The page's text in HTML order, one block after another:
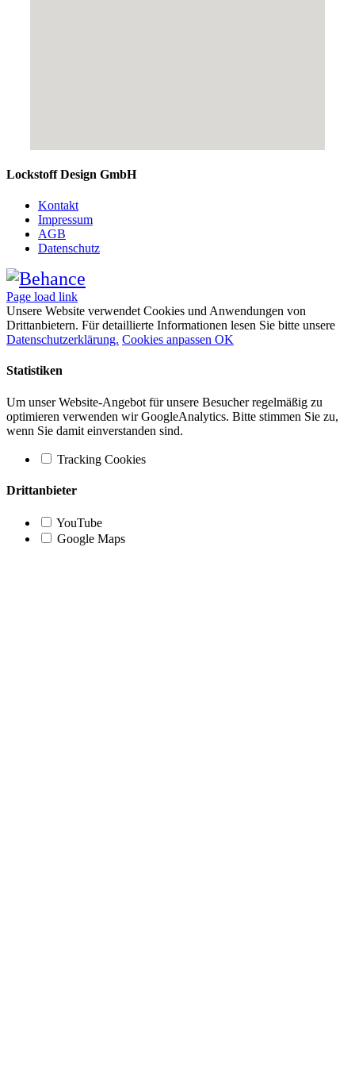
Lockstoff Design GmbH
Kontakt
Impressum
AGB
Datenschutz
Page load link
Unsere Website verwendet Cookies und Anwendungen von
Drittanbietern. Für detaillierte Informationen lesen Sie bitte unsere
Datenschutzerklärung. Cookies anpassen OK
Statistiken
Um unser Website-Angebot für unsere Besucher regelmäßig zu
optimieren verwenden wir GoogleAnalytics. Bitte stimmen Sie zu,
wenn Sie damit einverstanden sind.
Tracking Cookies
Drittanbieter
YouTube
Google Maps